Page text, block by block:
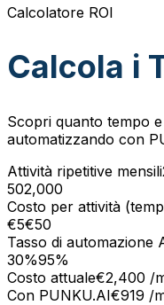
Calcolatore ROI
Calcola i
Scopri quanto tempo
automatizzando con
Attività ripetitive mensili
502,000
Costo per attività
€5€50
Tasso di automazione
30%95%
Costo attuale€2,400 /
Con PUNKU.AI€919 /